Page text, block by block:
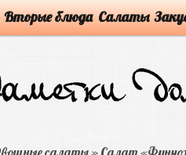
Вторые блюда Салаты
салаты» Салат